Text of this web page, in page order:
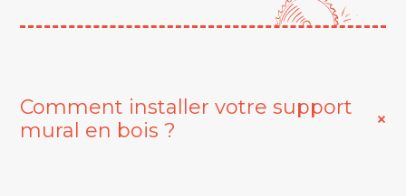
Comment installer votre support
mural en bois ?